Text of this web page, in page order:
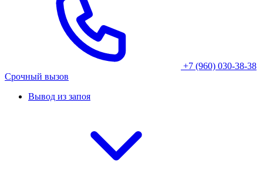
+7 (960) 030-38-38
Срочный вызов
Вывод из запоя